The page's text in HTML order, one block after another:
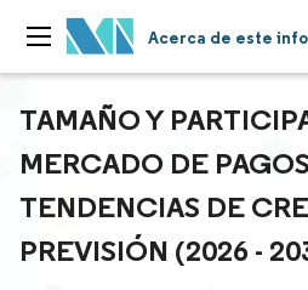
Acerca de este
TAMAÑO Y
MERCADO DE
TENDENCIAS DE
PREVISIÓN (2026 -